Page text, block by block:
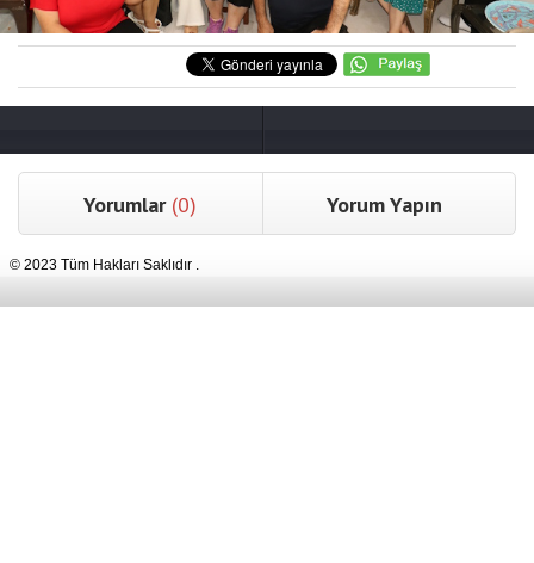
Yorumlar (0) Yorum Yapın
© 2023 Tüm Hakları Saklıdır .